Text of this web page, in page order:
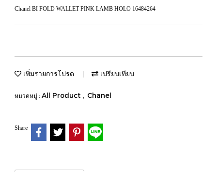
Chanel BI FOLD WALLET PINK LAMB HOLO 16484264
เพิ่มรายการโปรด เปรียบเทียบ
หมวดหมู่ : All Product , Chanel
Share